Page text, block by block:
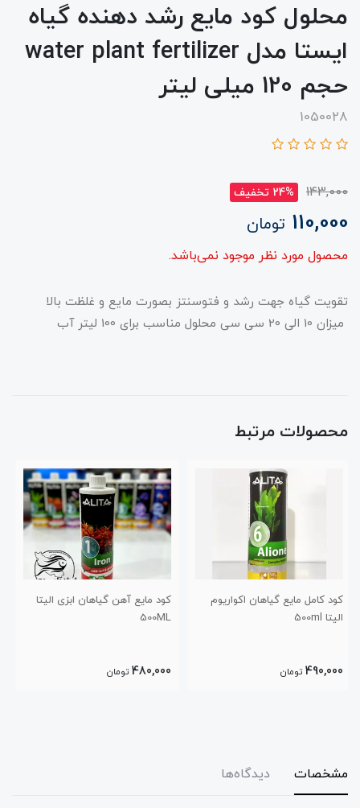
محلول کود مایع رشد دهنده گیاه
ایستا مدل water plant fertilizer
حجم 120 میلی لیتر
1050028
143,000 24% تخفیف
110,000 تومان
محصول مورد نظر موجود نمی‌باشد.
تقویت گیاه جهت رشد و فتوسنتز بصورت مایع و غلظت بالا
میزان 10 الی 20 سی سی محلول مناسب برای 100 لیتر آب
محصولات مرتبط
کود مایع آهن گیاهان ابزی الیتا
500ML
480,000
کود مایع نیتروژن گیاهان ابزی
480,000
مشخصات دیدگاه‌ها